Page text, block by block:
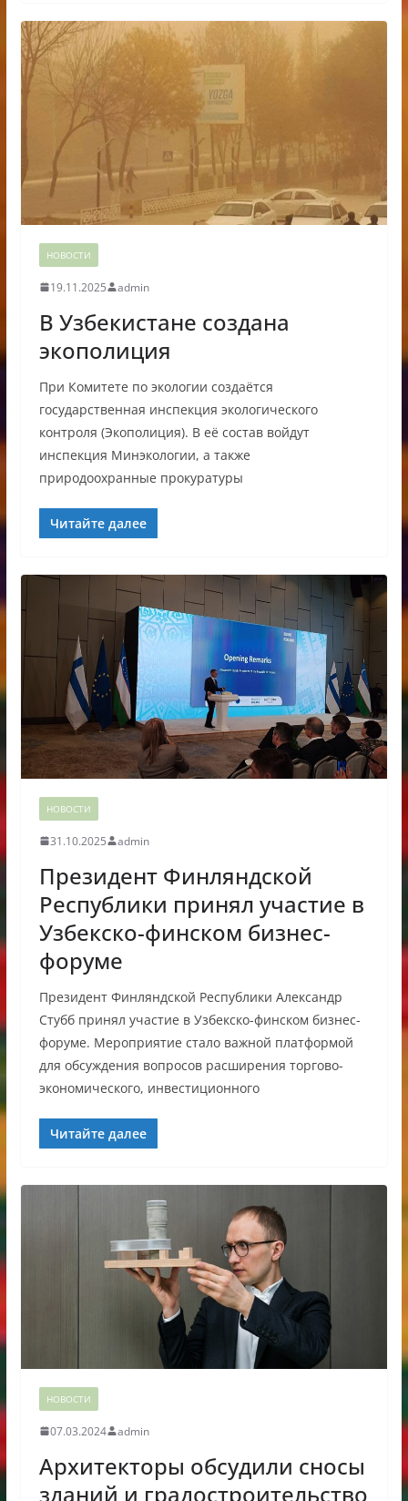
НОВОСТИ
19.11.2025 admin
В Узбекистане создана
экополиция
При Комитете по экологии создаётся
государственная инспекция экологического
контроля (Экополиция). В её состав войдут
инспекция Минэкологии, а также
природоохранные прокуратуры
Читайте далее
НОВОСТИ
31.10.2025 admin
Президент Финляндской
Республики принял участие в
Узбекско-финском бизнес-
форуме
Президент Финляндской Республики Александр
Стубб принял участие в Узбекско-финском бизнес-
форуме. Мероприятие стало важной платформой
для обсуждения вопросов расширения торгово-
экономического, инвестиционного
Читайте далее
НОВОСТИ
07.03.2024 admin
Архитекторы обсудили сносы
зданий и градостроительство